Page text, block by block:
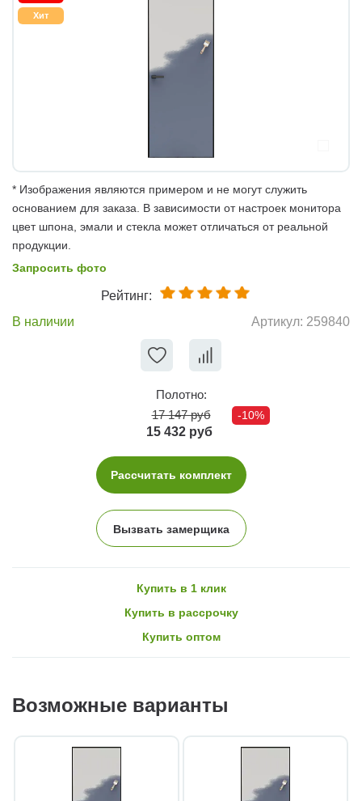
Хит
* Изображения являются примером и не могут служить
основанием для заказа. В зависимости от настроек монитора
цвет шпона, эмали и стекла может отличаться от реальной
продукции.
Запросить фото
Рейтинг:
В наличии
Артикул: 259840
Полотно:
17 147 руб
-10%
15 432 руб
Рассчитать комплект
Вызвать замерщика
Купить в 1 клик
Купить в рассрочку
Купить оптом
Возможные варианты